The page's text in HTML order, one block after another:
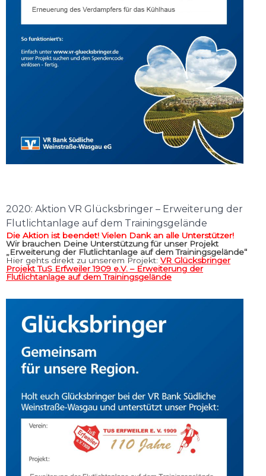
2020: Aktion VR Glücksbringer – Erweiterung der
Flutlichtanlage auf dem Trainingsgelände
Die Aktion ist beendet! Vielen Dank an alle Unterstützer!
Wir brauchen Deine Unterstützung für unser Projekt
„Erweiterung der Flutlichtanlage auf dem Trainingsgelände“
Hier gehts direkt zu unserem Projekt: VR Glücksbringer
Projekt TuS Erfweiler 1909 e.V. – Erweiterung der
Flutlichtanlage auf dem Trainingsgelände